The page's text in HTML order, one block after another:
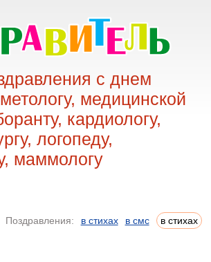
с днем
медицинской
кардиологу,
логопеду,
маммологу
Поздравления: в стихах в смс в стихах